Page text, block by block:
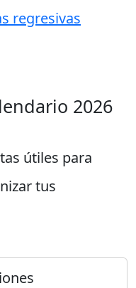
regresivas
2026
útiles para
tus